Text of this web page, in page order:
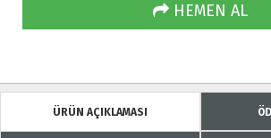
HEMEN AL
ÜRÜN AÇIKLAMASI